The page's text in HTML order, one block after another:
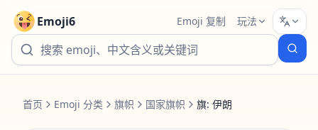
Emoji6 Emoji 复制 玩法
首页 Emoji 分类 旗帜 国家旗帜 旗: 伊朗